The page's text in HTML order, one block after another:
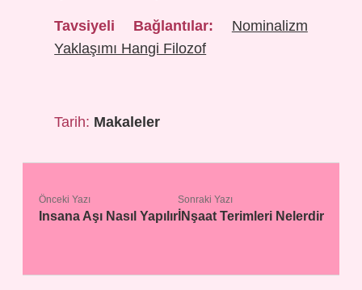
Tavsiyeli Bağlantılar:
Nominalizm
Yaklaşımı Hangi Filozof
Tarih: Makaleler
Önceki Yazı
Insana Aşı Nasıl Yapılır
Sonraki Yazı
İNşaat Terimleri Nelerdir